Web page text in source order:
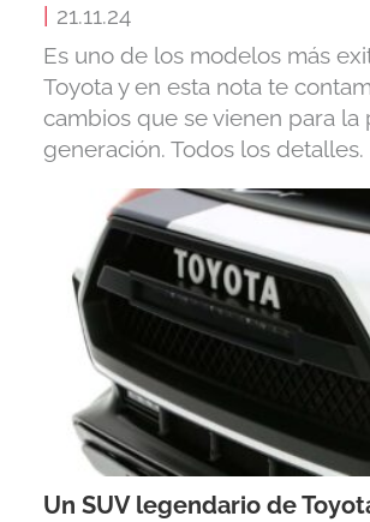
21.11.24
Es uno de los modelos más
Toyota y en esta nota te
cambios que se vienen para la
generación. Todos los detalles.
Un SUV legendario de